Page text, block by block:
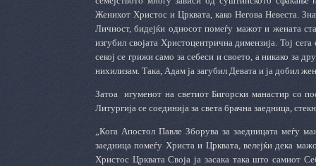
Женихот Христос и Црквата, како Негова Невеста.
Личност, бидејќи односот помеѓу мажот и жената
изгубил својата Христоцентрична димензија. Тој
секој се грижи само за себеси и своето, а никако за
нихилизам. Така, Адам ја загубил Девата и ја добил
Затоа
игуменот на светиот Бигорски манастир со
Литургија се соединија за света брачна заедница,
„Кога Апостол Павле Зборува за заедницата меѓу
заедница помеѓу Христа и Црквата, велејќи дека
Христос Црквата Своја ја засака така што самиот